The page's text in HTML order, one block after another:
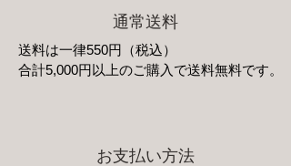
通常送料
送料は一律550円（税込）
​合計5,000円以上のご購入で送料無料です。
お支払い方法